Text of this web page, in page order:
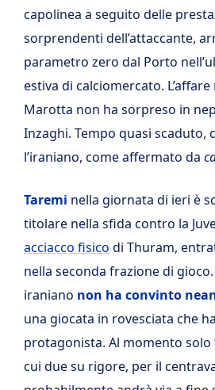
capolinea a seguito delle
sorprendenti dell’attaccante,
parametro zero dal Porto
estiva di calciomercato.
Marotta non ha sorpreso in
Inzaghi. Tempo quasi scaduto,
l’iraniano, come affermato da
Taremi nella giornata di ieri è
titolare nella sfida contro la
acciacco fisico di Thuram,
nella seconda frazione di
iraniano non ha convinto
una giocata in rovesciata che
protagonista. Al momento solo
cui due su rigore, per il